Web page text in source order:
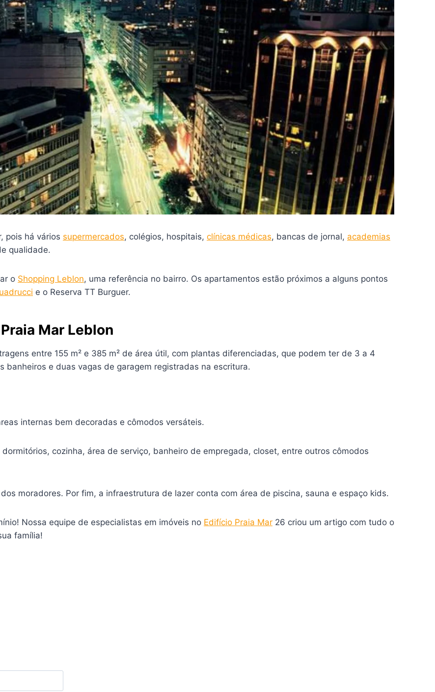
pois há vários supermercados, colégios, hospitais, clínicas médicas, bancas de jornal, academias
qualidade.
o Shopping Leblon, uma referência no bairro. Os apartamentos estão próximos a alguns pontos
e o Reserva TT Burguer.
Mar Leblon
entre 155 m² e 385 m² de área útil, com plantas diferenciadas, que podem ter de 3 a 4
banheiros e duas vagas de garagem registradas na escritura.
internas bem decoradas e cômodos versáteis.
cozinha, área de serviço, banheiro de empregada, closet, entre outros cômodos
moradores. Por fim, a infraestrutura de lazer conta com área de piscina, sauna e espaço kids.
Nossa equipe de especialistas em imóveis no Edifício Praia Mar 26 criou um artigo com tudo o
família!